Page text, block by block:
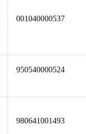
001040000537
950540000524
980641001493